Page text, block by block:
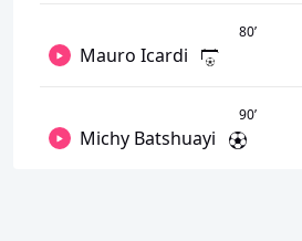
80’
Mauro Icardi
90’
Michy Batshuayi